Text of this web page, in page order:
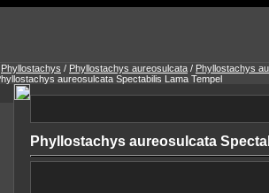
Phyllostachys / Phyllostachys aureosulcata / Phyllostachys
aureosulcata Spectabilis Lama Tempel
Phyllostachys aureosulcata